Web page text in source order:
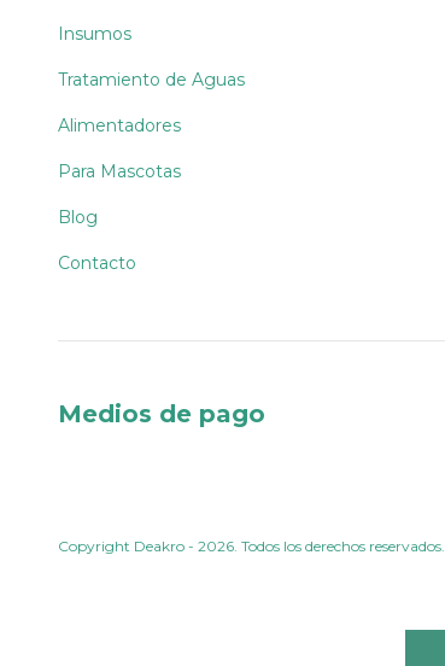
Insumos
Tratamiento de Aguas
Alimentadores
Para Mascotas
Blog
Contacto
Medios de pago
Copyright Deakro - 2026. Todos los derechos reservados.